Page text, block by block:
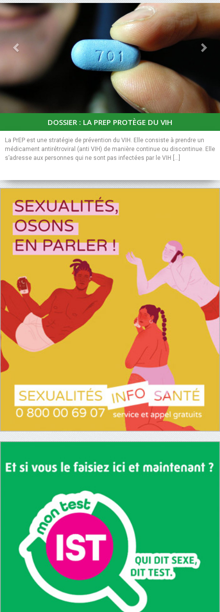
DOSSIER : LA PREP PROTÈGE DU VIH
La PrEP est une stratégie de prévention du VIH. Elle consiste à prendre un
médicament antirétroviral (anti VIH) de manière continue ou discontinue. Elle
s’adresse aux personnes qui ne sont pas infectées par le VIH [...]
Previous